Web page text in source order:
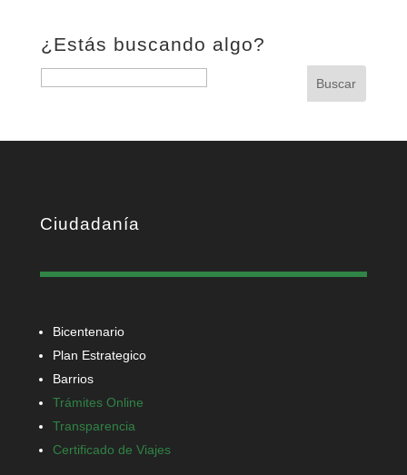
¿Estás buscando algo?
Buscar:
Ciudadanía
Bicentenario
Plan Estrategico
Barrios
Trámites Online
Transparencia
Certificado de Viajes